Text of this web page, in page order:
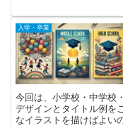
入学・卒業
今回は、小学校・中学校
デザインとタイトル例を
なイラストを描けばよい